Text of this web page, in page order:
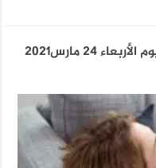
24 مارس2021